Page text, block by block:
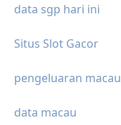
data sgp hari ini
Situs Slot Gacor
pengeluaran macau
data macau